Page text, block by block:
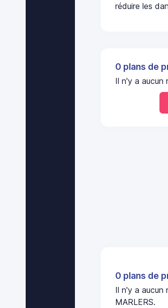
réduire les
0 plans de
Il n'y a aucun
0 plans de
Il n'y a aucun
MARLERS.